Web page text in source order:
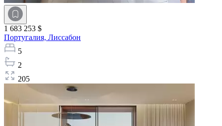
1 683 253 $
Португалия, Лиссабон
5
2
205